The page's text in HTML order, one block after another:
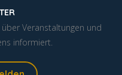
Veranstaltungen und
informiert.